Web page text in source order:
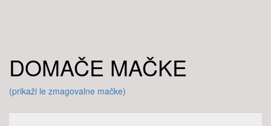
DOMAČE MAČKE
(prikaži le zmagovalne mačke)